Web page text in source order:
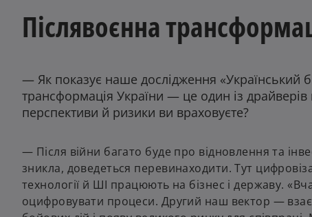
Післявоєнна
— Як показує наше дослідження «Український
трансформація України — це один із
перспективи й ризики ви враховуєте?
— Після війни багато буде про відновлення та
зникла, доведеться перевинаходити. Тут
технології й ШІ працюють на бізнес і державу.
оцифровувати процеси. Другий наш вектор —